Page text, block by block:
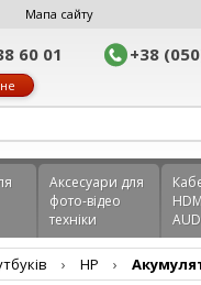
Мапа сайту
60 01 +38
Аксесуари для
фото-відео
техніки
› HP ›